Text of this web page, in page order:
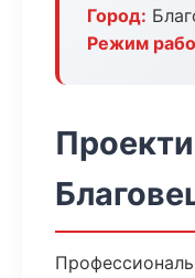
Город:
Режим